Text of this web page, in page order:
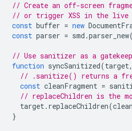
// Create an off-screen
// or trigger XSS in the live
const buffer = new
const parser = smd .parser_new(
// Use sanitizer as a
function syncSanitized(target,
// .sanitize() returns a
const cleanFragment =
// replaceChildren is the
target. replaceChildren(
}